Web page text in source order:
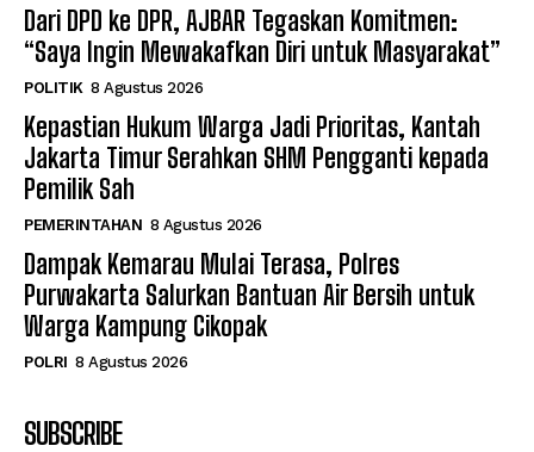
Dari DPD ke DPR, AJBAR Tegaskan Komitmen:
“Saya Ingin Mewakafkan Diri untuk Masyarakat”
POLITIK 8 Agustus 2026
Kepastian Hukum Warga Jadi Prioritas, Kantah
Jakarta Timur Serahkan SHM Pengganti kepada
Pemilik Sah
PEMERINTAHAN 8 Agustus 2026
Dampak Kemarau Mulai Terasa, Polres
Purwakarta Salurkan Bantuan Air Bersih untuk
Warga Kampung Cikopak
POLRI 8 Agustus 2026
SUBSCRIBE